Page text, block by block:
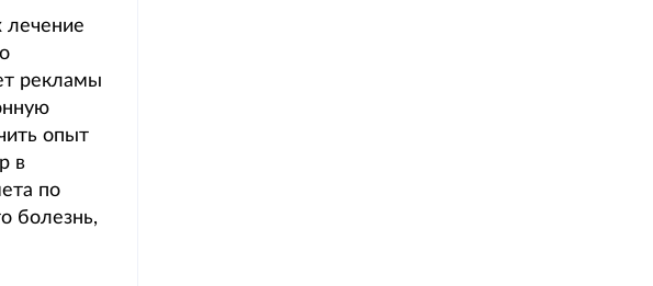
лечение
рекламы
опыт
в
по
болезнь,